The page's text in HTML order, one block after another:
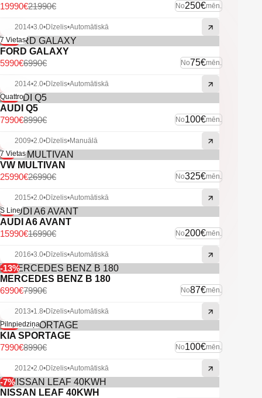
No250€mēn.
21990€
19990€
2014•3.0•Dīzelis•Automātiskā
-14%
7 Vietas
FORD GALAXY
No75€mēn.
6990€
5990€
2014•2.0•Dīzelis•Automātiskā
-11%
Quattro
AUDI Q5
No100€mēn.
8990€
7990€
2009•2.0•Dīzelis•Manuālā
-4%
7 Vietas
VW MULTIVAN
No325€mēn.
26990€
25990€
2015•2.0•Dīzelis•Automātiskā
-6%
S Line
AUDI A6 AVANT
No200€mēn.
16990€
15990€
2016•3.0•Dīzelis•Automātiskā
-13%
MERCEDES BENZ B 180
No87€mēn.
7990€
6990€
2013•1.8•Dīzelis•Automātiskā
-11%
Pilnpiedziņa
KIA SPORTAGE
No100€mēn.
8990€
7990€
2012•2.0•Dīzelis•Automātiskā
-7%
NISSAN LEAF 40KWH